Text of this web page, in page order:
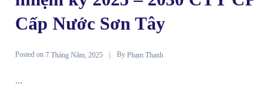
Cấp Nước Sơn Tây
Posted on 7 Tháng Năm, 2025 By Phạm Thanh
...